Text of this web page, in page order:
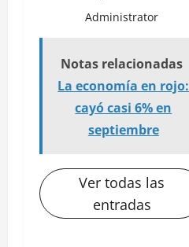
Administrator
Notas relacionadas
La economía en rojo:
cayó casi 6% en
septiembre
Ver todas las
entradas